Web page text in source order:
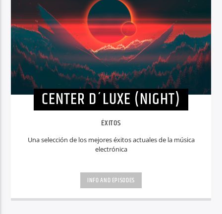
CENTER D´LUXE (NIGHT)
ÉXITOS
Una selección de los mejores éxitos actuales de la música
electrónica
INFO AND EPISODES